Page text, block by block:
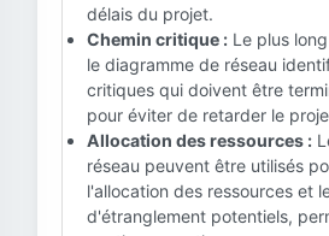
délais du projet.
Chemin critique : Le plus
le diagramme de réseau
critiques qui doivent être
pour éviter de retarder le
Allocation des ressources :
réseau peuvent être utilisés
l'allocation des ressources et
d'étranglement potentiels,